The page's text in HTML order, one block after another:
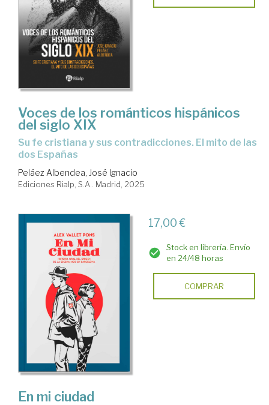
Voces de los románticos hispánicos
del siglo XIX
Su fe cristiana y sus contradicciones. El mito de las
dos Españas
Peláez Albendea, José Ignacio
Ediciones Rialp, S.A.. Madrid, 2025
17,00 €
Stock en librería. Envío
en 24/48 horas
COMPRAR
En mi ciudad